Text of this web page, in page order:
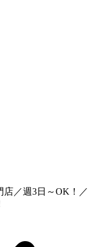
店／週3日～OK！／